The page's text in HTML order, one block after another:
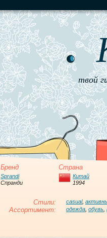
твой
Бренд Страна
Sprandi
Спранди
Китай
1994
Стили: casual,
Ассортимент: одежда обувь